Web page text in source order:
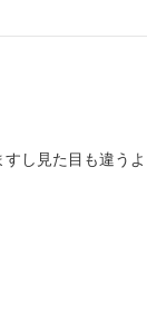
し見た目も違うよ